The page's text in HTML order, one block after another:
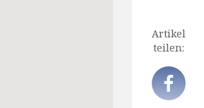
Artikel
teilen: